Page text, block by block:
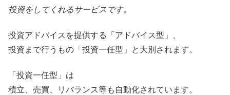
投資をしてくれるサービスです。
投資アドバイスを提供する「アドバイス型」、
投資まで行うもの「投資一任型」と大別されます。
「投資一任型」は
積立、売買、リバランス等も自動化されています。